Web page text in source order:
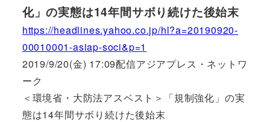
化」の実態は14年間サボり続けた後始末
https://headlines.yahoo.co.jp/hl?a=20190920-
00010001-asiap-soci&p=1
2019/9/20(金) 17:09配信アジアプレス・ネットワ
ーク
＜環境省・大防法アスベスト＞「規制強化」の実
態は14年間サボり続けた後始末